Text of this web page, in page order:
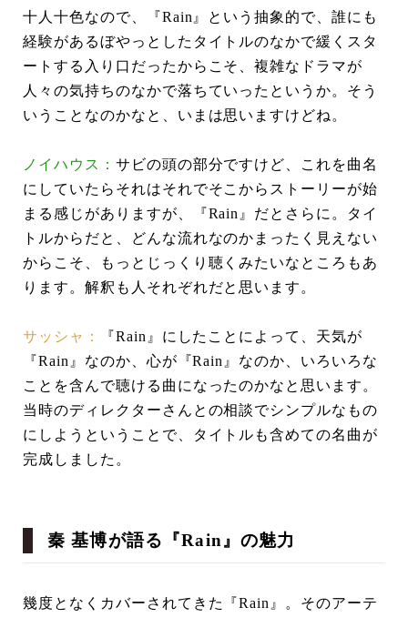
十人十色なので、『Rain』という抽象的で、誰にも
経験があるぼやっとしたタイトルのなかで緩くスタ
ートする入り口だったからこそ、複雑なドラマが
人々の気持ちのなかで落ちていったというか。そう
いうことなのかなと、いまは思いますけどね。
ノイハウス： サビの頭の部分ですけど、これを曲名
にしていたらそれはそれでそこからストーリーが始
まる感じがありますが、『Rain』だとさらに。タイ
トルからだと、どんな流れなのかまったく見えない
からこそ、もっとじっくり聴くみたいなところもあ
ります。解釈も人それぞれだと思います。
サッシャ：
『Rain』にしたことによって、天気が
『Rain』なのか、心が『Rain』なのか、いろいろな
ことを含んで聴ける曲になったのかなと思います。
当時のディレクターさんとの相談でシンプルなもの
にしようということで、タイトルも含めての名曲が
完成しました。
秦 基博が語る『Rain』の魅力
幾度となくカバーされてきた『Rain』。そのアーテ